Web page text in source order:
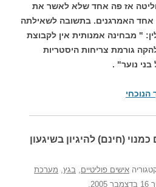
אז פה אחד שלא לאשר את
אחד האמרגנים. בתשובה לשאילתה
" מבחינה אמנותית אין לקבוצת
גורמת צריחות היסטריות
בני נוער" .
כמנוי (חינם) להיגיון בשיגעון
אישים פוליטיים בגץ מערכת
16 בדצמבר 2005